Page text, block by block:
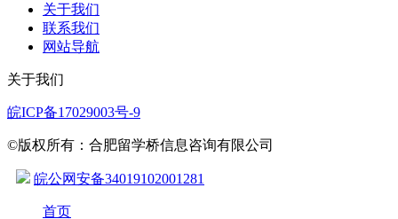
关于我们
联系我们
网站导航
关于我们
皖ICP备17029003号-9
©版权所有：合肥留学桥信息咨询有限公司
皖公网安备34019102001281
首页